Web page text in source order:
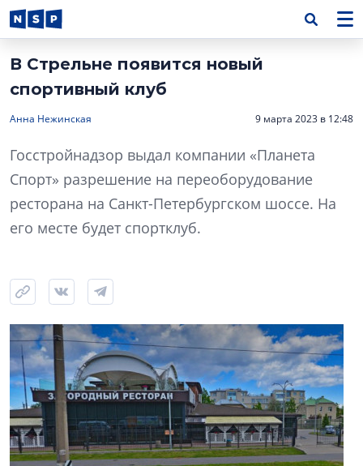
В Стрельне появится новый
спортивный клуб
Анна Нежинская 9 марта 2023 в 12:48
Госстройнадзор выдал компании «Планета
Спорт» разрешение на переоборудование
ресторана на Санкт-Петербургском шоссе. На
его месте будет спортклуб.